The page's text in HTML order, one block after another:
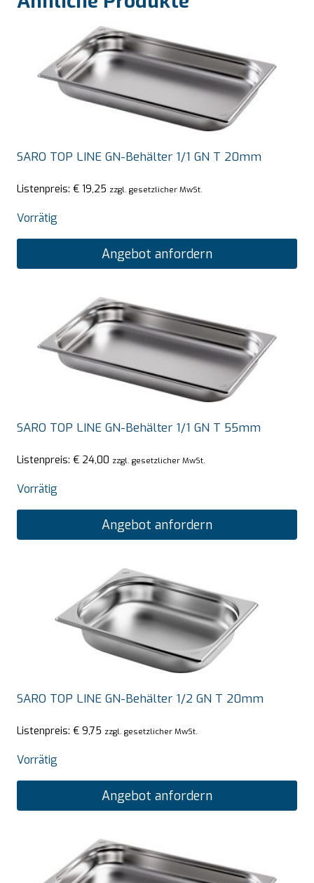
SARO TOP LINE GN-Behälter 1/1 GN T 20mm
Listenpreis: € 19,25 zzgl. gesetzlicher MwSt.
Vorrätig
Angebot anfordern
SARO TOP LINE GN-Behälter 1/1 GN T 55mm
Listenpreis: € 24,00 zzgl. gesetzlicher MwSt.
Vorrätig
Angebot anfordern
SARO TOP LINE GN-Behälter 1/2 GN T 20mm
Listenpreis: € 9,75 zzgl. gesetzlicher MwSt.
Vorrätig
Angebot anfordern